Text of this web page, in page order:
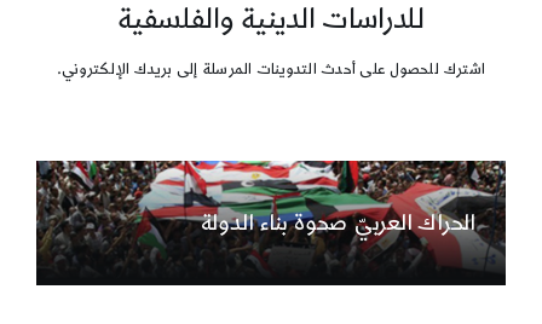
للدراسات الدينية والفلسفية
اشترك للحصول على أحدث التدوينات المرسلة إلى بريدك الإلكتروني.
الحراك العربيّ صحوة بناء الدولة